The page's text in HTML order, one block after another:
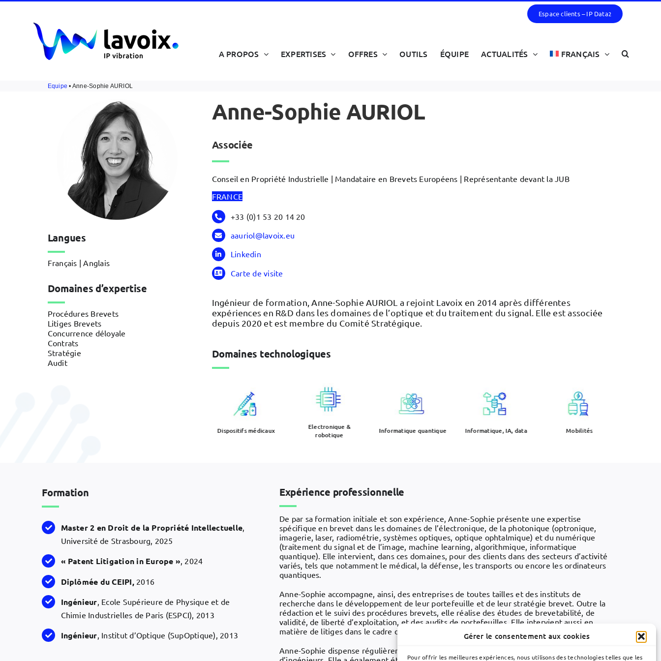
Gérer le consentement aux cookies
Pour offrir les meilleures expériences, nous utilisons des technologies telles que les
Espace clients – IP Data2
A PROPOS EXPERTISES OFFRES OUTILS ÉQUIPE ACTUALITÉS FRANÇAIS
Equipe • Anne-Sophie AURIOL
Langues
Français | Anglais
Domaines d’expertise
Procédures Brevets
Litiges Brevets
Concurrence déloyale
Contrats
Stratégie
Audit
Anne-Sophie AURIOL
Associée
Conseil en Propriété Industrielle | Mandataire en Brevets Européens | Représentante devant la JUB
FRANCE
+33 (0)1 53 20 14 20
aauriol@lavoix.eu
Linkedin
Carte de visite
Ingénieur de formation, Anne-Sophie AURIOL a rejoint Lavoix en 2014 après différentes
expériences en R&D dans les domaines de l’optique et du traitement du signal. Elle est associée
depuis 2020 et est membre du Comité Stratégique.
Domaines technologiques
Dispositifs médicaux
Electronique &
robotique
Informatique quantique Informatique, IA, data Mobilités
Formation
Master 2 en Droit de la Propriété Intellectuelle
Université de Strasbourg, 2025
« Patent Litigation in Europe », 2024
Diplômée du CEIPI, 2016
Ingénieur , Ecole Supérieure de Physique et de
Chimie Industrielles de Paris (ESPCI), 2013
Ingénieur, Institut d’Optique (SupOptique), 2013
Expérience professionnelle
De par sa formation initiale et son expérience, Anne-Sophie présente une expertise
spécifique en brevet dans les domaines de l’électronique, de la photonique (optronique,
imagerie, laser, radiométrie, systèmes optiques, optique ophtalmique) et du numérique
(traitement du signal et de l’image, machine learning, algorithmique, informatique
quantique). Elle intervient, dans ces domaines, pour des clients dans des secteurs d’activité
variés, tels que notamment le médical, la défense, les transports ou encore les ordinateurs
quantiques.
Anne-Sophie accompagne, ainsi, des entreprises de toutes tailles et des instituts de
recherche dans le développement de leur portefeuille et de leur stratégie brevet. Outre la
rédaction et le suivi des procédures brevets, elle réalise des études de brevetabilité, de
validité, de liberté d’exploitation, et des audits de portefeuilles. Elle intervient aussi en
matière de litiges dans le cadre de procédures d’opposition, de recours et de contrefaçon.
Anne-Sophie dispense régulièrement des formations de propriété intellectuelle en école